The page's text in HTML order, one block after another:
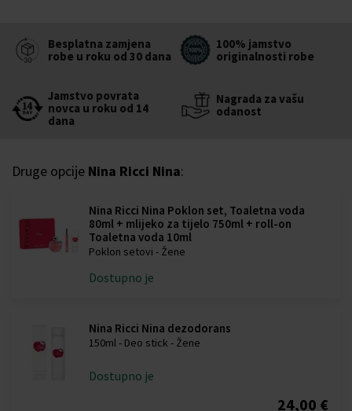
Besplatna zamjena
robe u roku od 30 dana
100% jamstvo
originalnosti robe
Jamstvo povrata
novca u roku od 14
dana
Nagrada za vašu
odanost
Druge opcije Nina Ricci Nina:
Nina Ricci Nina Poklon set, Toaletna voda
80ml + mlijeko za tijelo 750ml + roll-on
Toaletna voda 10ml
Poklon setovi - Žene
Dostupno je
Nina Ricci Nina dezodorans
150ml - Deo stick - Žene
Dostupno je
24,00 €